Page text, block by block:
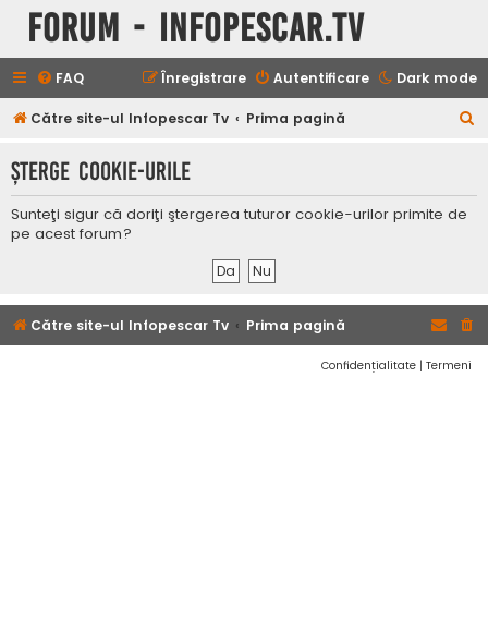
Forum - InfoPescar.Tv
Dark mode
FAQ Autentificare
Înregistrare
Către site-ul Infopescar Tv Prima pagină
t
Şterge cookie-urile
Sunteţi sigur că doriţi ştergerea tuturor cookie-urilor primite de
pe acest forum?
Către site-ul Infopescar Tv Prima pagină
Confidențialitate | Termeni